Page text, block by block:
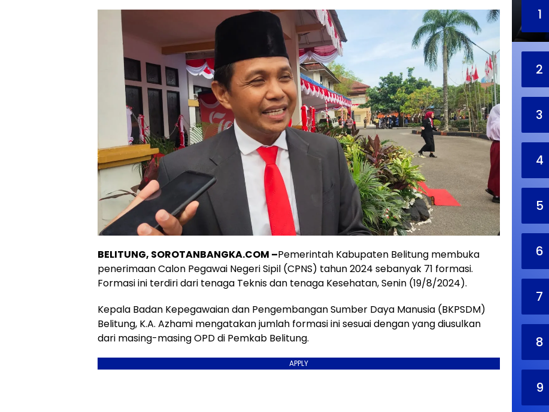
BELITUNG, SOROTANBANGKA.COM –Pemerintah Kabupaten Belitung membuka
penerimaan Calon Pegawai Negeri Sipil (CPNS) tahun 2024 sebanyak 71 formasi.
Formasi ini terdiri dari tenaga Teknis dan tenaga Kesehatan, Senin (19/8/2024).
Kepala Badan Kepegawaian dan Pengembangan Sumber Daya Manusia (BKPSDM)
Belitung, K.A. Azhami mengatakan jumlah formasi ini sesuai dengan yang diusulkan
dari masing-masing OPD di Pemkab Belitung.
APPLY
1
2
3
4
5
6
7
8
9